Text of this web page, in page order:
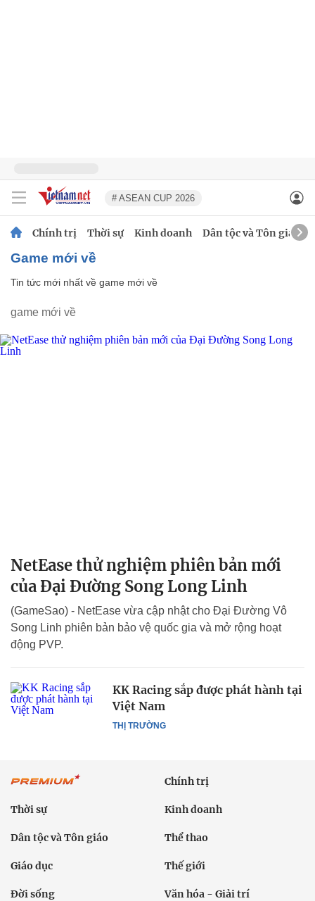
# ASEAN CUP 2026
Chính trị Thời sự Kinh doanh Dân tộc và Tôn giáo
game mới về
Tin tức mới nhất về game mới về
game mới về
NetEase thử nghiệm phiên bản mới
của Đại Đường Song Long Linh
(GameSao) - NetEase vừa cập nhật cho Đại Đường Vô
Song Linh phiên bản bảo vệ quốc gia và mở rộng hoạt
động PVP.
THỊ TRƯỜNG
KK Racing sắp được phát hành tại
Việt Nam
Chính trị
Thời sự Kinh doanh
Dân tộc và Tôn giáo Thể thao
Giáo dục Thế giới
Đời sống Văn hóa - Giải trí